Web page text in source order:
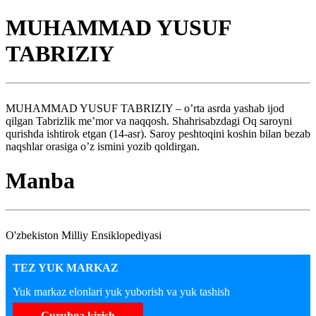
MUHAMMAD YUSUF
TABRIZIY
MUHAMMAD YUSUF TABRIZIY – o’rta asrda yashab ijod
qilgan Tabrizlik me’mor va naqqosh. Shahrisabzdagi Oq saroyni
qurishda ishtirok etgan (14-asr). Saroy peshtoqini koshin bilan bezab
naqshlar orasiga o’z ismini yozib qoldirgan.
Manba
O'zbekiston Milliy Ensiklopediyasi
TEZ YUK MARKAZ
Yuk markaz elonlari yuk yuborish va yuk tashish